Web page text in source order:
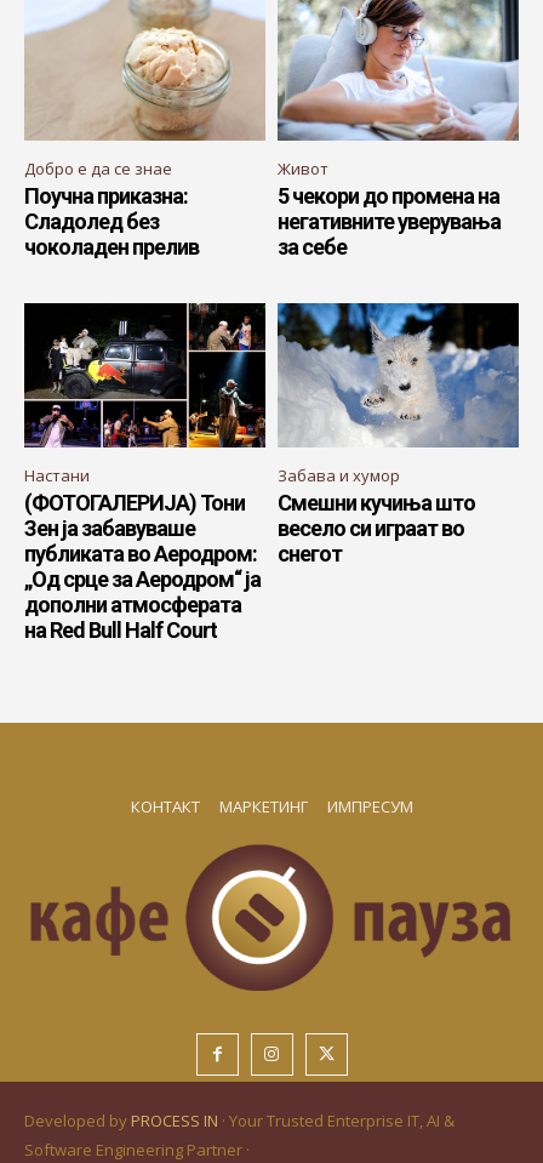
Добро е да се знае
Поучна приказна:
Сладолед без
чоколаден прелив
Живот
5 чекори до промена на
негативните уверувања
за себе
Настани
(ФОТОГАЛЕРИЈА) Тони
Зен ја забавуваше
публиката во Аеродром:
„Од срце за Аеродром“ ја
дополни атмосферата
на Red Bull Half Court
Забава и хумор
Смешни кучиња што
весело си играат во
снегот
КОНТАКТ МАРКЕТИНГ ИМПРЕСУМ
Developed by PROCESS IN · Your Trusted Enterprise IT, AI &
Software Engineering Partner ·